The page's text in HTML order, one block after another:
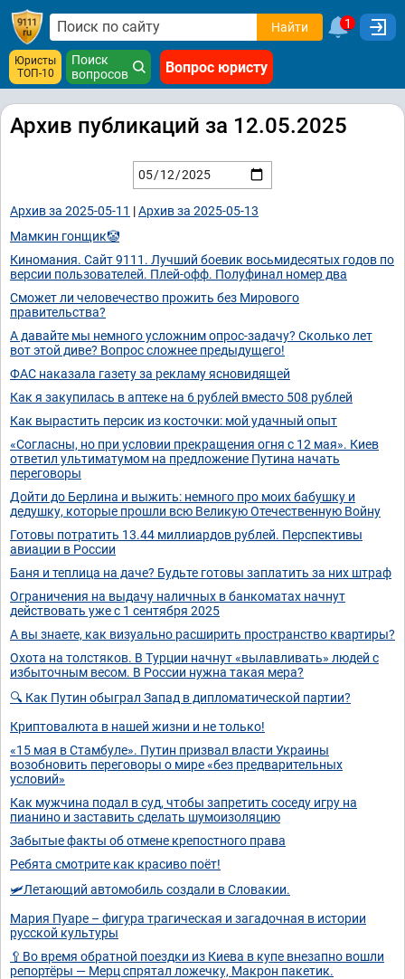
Найти 1
Юристы
ТОП-10
Поиск
вопросов
Вопрос юристу
Архив публикаций за 12.05.2025
Архив за 2025-05-11 |Архив за 2025-05-13
Мамкин гонщик🤡
Киномания. Сайт 9111. Лучший боевик восьмидесятых годов по
версии пользователей. Плей-офф. Полуфинал номер два
Сможет ли человечество прожить без Мирового
правительства?
А давайте мы немного усложним опрос-задачу? Сколько лет
вот этой диве? Вопрос сложнее предыдущего!
ФАС наказала газету за рекламу ясновидящей
Как я закупилась в аптеке на 6 рублей вместо 508 рублей
Как вырастить персик из косточки: мой удачный опыт
«Согласны, но при условии прекращения огня с 12 мая». Киев
ответил ультиматумом на предложение Путина начать
переговоры
Дойти до Берлина и выжить: немного про моих бабушку и
дедушку, которые прошли всю Великую Отечественную Войну
Готовы потратить 13.44 миллиардов рублей. Перспективы
авиации в России
Баня и теплица на даче? Будьте готовы заплатить за них штраф
Ограничения на выдачу наличных в банкоматах начнут
действовать уже с 1 сентября 2025
А вы знаете, как визуально расширить пространство квартиры?
Охота на толстяков. В Турции начнут «вылавливать» людей с
избыточным весом. В России нужна такая мера?
🔍 Как Путин обыграл Запад в дипломатической партии?
Криптовалюта в нашей жизни и не только!
«15 мая в Стамбуле». Путин призвал власти Украины
возобновить переговоры о мире «без предварительных
условий»
Как мужчина подал в суд, чтобы запретить соседу игру на
пианино и заставить сделать шумоизоляцию
Забытые факты об отмене крепостного права
Ребята смотрите как красиво поёт!
🛩️Летающий автомобиль создали в Словакии.
Мария Пуаре – фигура трагическая и загадочная в истории
русской культуры
🥄Во время обратной поездки из Киева в купе внезапно вошли
репортёры — Мерц спрятал ложечку, Макрон пакетик.